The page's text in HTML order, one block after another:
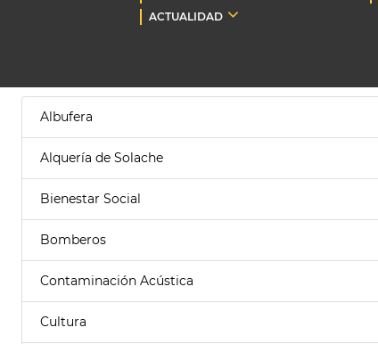
ACTUALIDAD
Albufera
Alquería de Solache
Bienestar Social
Bomberos
Contaminación Acústica
Cultura